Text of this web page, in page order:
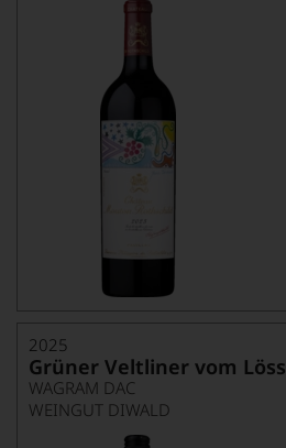
2025
Grüner Veltliner vom Löss
WAGRAM DAC
WEINGUT DIWALD